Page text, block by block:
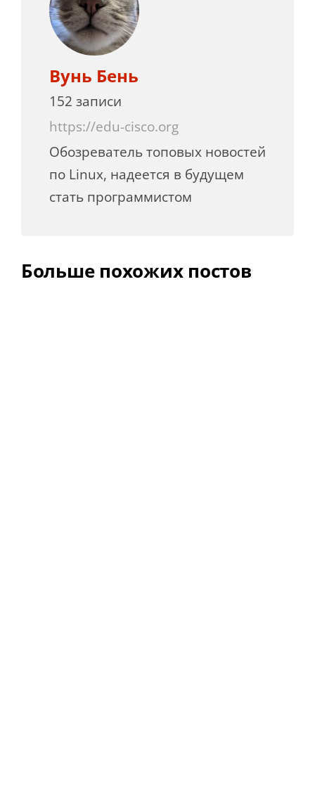
Вунь Бень
152 записи
https://edu-cisco.org
Обозреватель топовых новостей
по Linux, надеется в будущем
стать программистом
Больше похожих постов